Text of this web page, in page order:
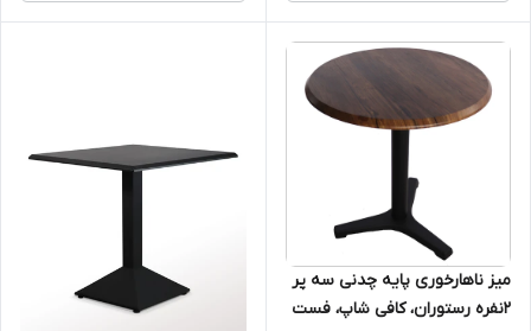
میز ناهارخوری پایه چدنی سه پر
۲نفره رستوران، کافی شاپ، فست